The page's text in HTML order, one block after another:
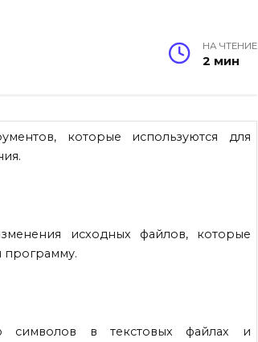
НА ЧТЕНИЕ
2 мин
которые используются для
исходных файлов, которые
программу.
символов в текстовых файлах и